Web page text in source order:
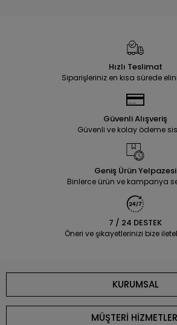
Hızlı Teslimat
Siparişleriniz en kısa sürede
Güvenli Alışveriş
Güvenli ve kolay ödeme
Geniş Ürün Yelpazesi
Binlerce ürün ve kampanya
7 / 24 DESTEK
Öneri ve şikayetlerinizi bize
KURUMSAL
MÜŞTERİ